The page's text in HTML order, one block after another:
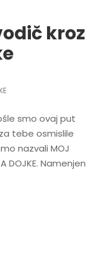
kroz
smo ovaj put
tebe osmislile
nazvali MOJ
DOJKE. Namenjen